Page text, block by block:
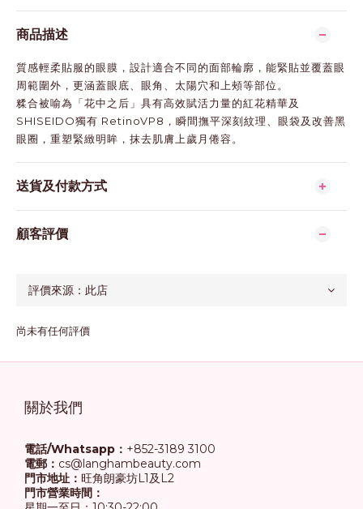
商品描述
質感輕柔貼服的眼膜，設計適合不同的面部輪廓，能緊貼並覆蓋眼
周範圍外，更涵蓋眼底、眼角、太陽穴和上頰等部位。
糅合被喻為「花中之后」具有高效賦活力量的紅花精華及
SHISEIDO獨有 RetinoVP8，瞬間撫平深刻紋理、眼袋及改善黑
眼圈，重塑緊緻明眸，抹去肌膚上歲月倦容。
送貨及付款方式
顧客評價
尚未有任何評價
關於我們
電話/Whatsapp： +852-3189 3100
電郵： cs@langhambeauty.com
門市地址： 旺角朗豪坊L1及L2
門市營業時間：